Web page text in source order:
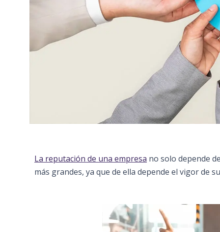
La reputación de una empresa no solo depende
más grandes, ya que de ella depende el vigor de